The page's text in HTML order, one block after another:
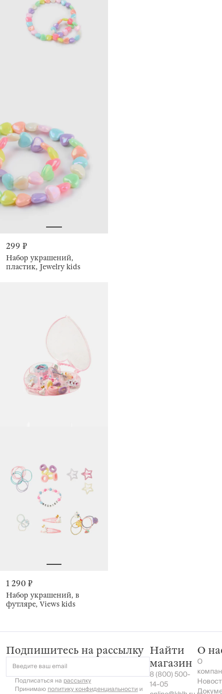
299 ₽
Набор украшений,
пластик, Jewelry kids
1 290 ₽
Набор украшений, в
футляре, Views kids
Подпишитесь на рассылку
Введите ваш email
Подписаться на рассылку
Принимаюполитику конфиденциальностии
Найти
магазин
8 (800) 500-
14-05
О
О